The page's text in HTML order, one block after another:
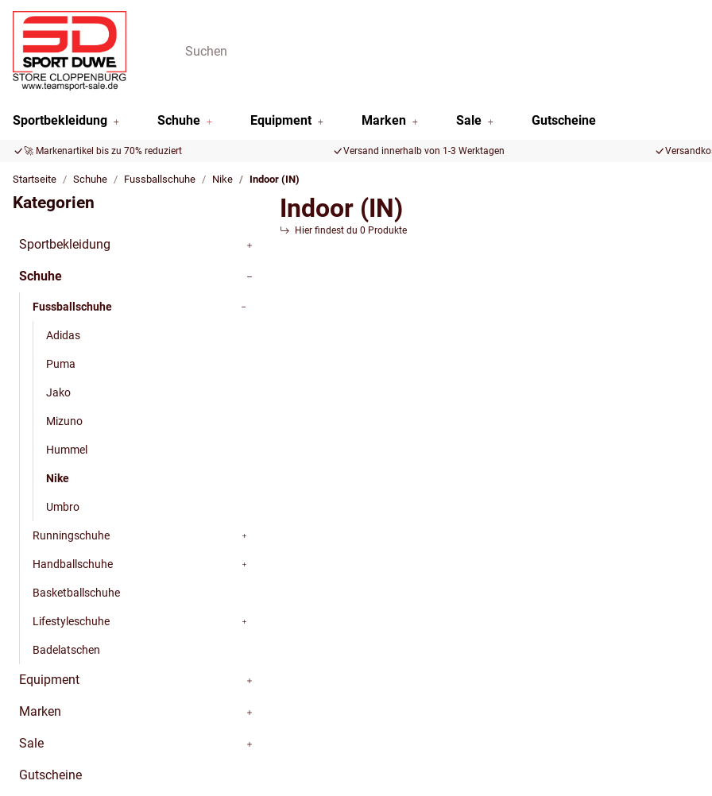
Sportbekleidung Schuhe Equipment Marken Sale Gutscheine
🚀 Markenartikel bis zu 70% reduziert Versand innerhalb von 1-3 Werktagen
Startseite Schuhe Fussballschuhe Nike Indoor (IN)
Indoor (IN)
Hier findest du 0 Produkte
Kategorien
Sportbekleidung
Schuhe
Fussballschuhe
Adidas
Puma
Jako
Mizuno
Hummel
Nike
Umbro
Runningschuhe
Handballschuhe
Basketballschuhe
Lifestyleschuhe
Badelatschen
Equipment
Marken
Sale
Gutscheine